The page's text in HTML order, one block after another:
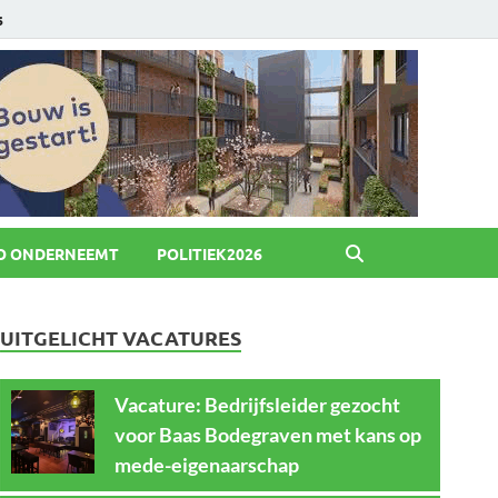
ONDERNEEMT POLITIEK2026
UITGELICHT VACATURES
Vacature: Bedrijfsleider gezocht
voor Baas Bodegraven met kans op
mede-eigenaarschap